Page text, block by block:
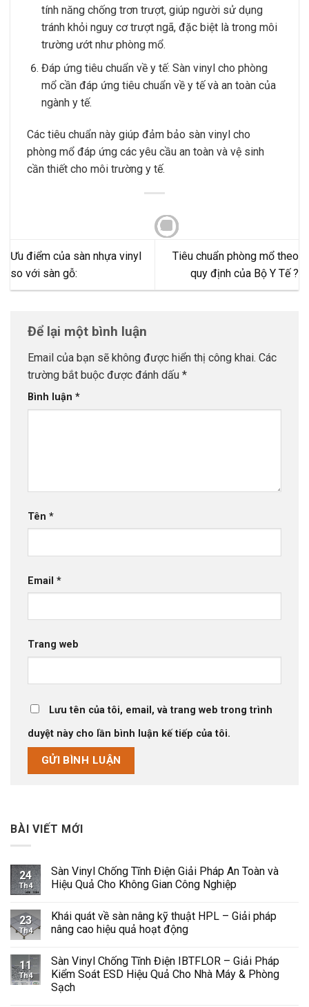
tính năng chống trơn trượt, giúp người sử dụng
tránh khỏi nguy cơ trượt ngã, đặc biệt là trong môi
trường ướt như phòng mổ.
Đáp ứng tiêu chuẩn về y tế: Sàn vinyl cho phòng
mổ cần đáp ứng tiêu chuẩn về y tế và an toàn của
ngành y tế.
Các tiêu chuẩn này giúp đảm bảo sàn vinyl cho
phòng mổ đáp ứng các yêu cầu an toàn và vệ sinh
cần thiết cho môi trường y tế.
Ưu điểm của sàn nhựa vinyl
so với sàn gỗ:
Tiêu chuẩn phòng mổ theo
quy định của Bộ Y Tế ?
Để lại một bình luận
Email của bạn sẽ không được hiển thị công khai. Các
trường bắt buộc được đánh dấu *
Bình luận *
Tên *
Email *
Trang web
Lưu tên của tôi, email, và trang web trong trình
duyệt này cho lần bình luận kế tiếp của tôi.
BÀI VIẾT MỚI
24
Th4
Sàn Vinyl Chống Tĩnh Điện Giải Pháp An Toàn và
Hiệu Quả Cho Không Gian Công Nghiệp
bình
luận
ở
Chống
Tĩnh
Điện
Giải
23
Th4
Khái quát về sàn nâng kỹ thuật HPL – Giải pháp
nâng cao hiệu quả hoạt động
bình
luận
ở
Khái
11
Th4
Sàn Vinyl Chống Tĩnh Điện IBTFLOR – Giải Pháp
Kiểm Soát ESD Hiệu Quả Cho Nhà Máy & Phòng
Sạch